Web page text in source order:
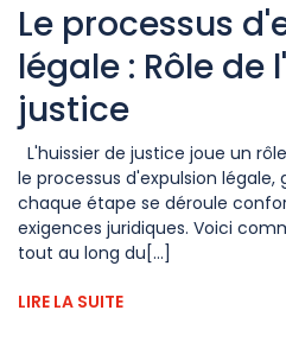
Le processus
légale : Rôle de
justice
L'huissier de justice joue un
le processus d'expulsion légale,
chaque étape se déroule
exigences juridiques. Voici
tout au long du[...]
LIRE LA SUITE